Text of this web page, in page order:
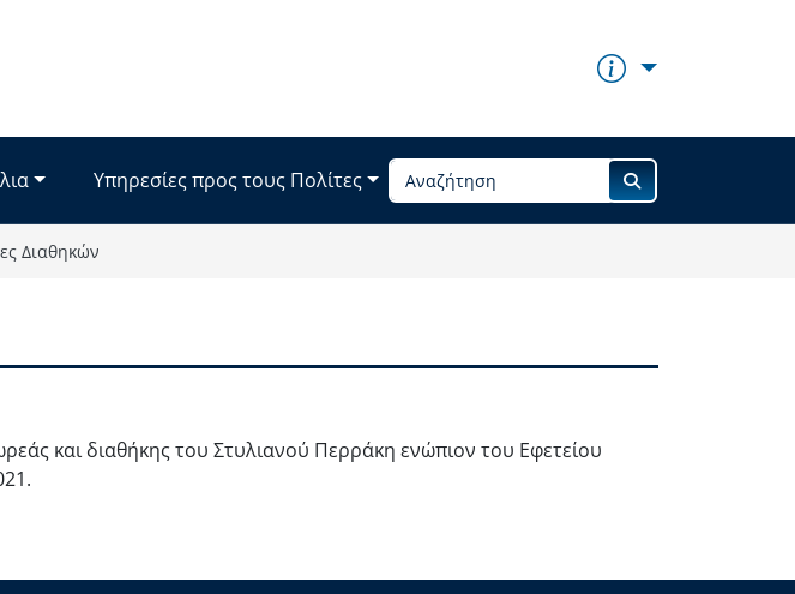
Υπηρεσίες προς τους Πολίτες
Διαθηκών
και διαθήκης του Στυλιανού Περράκη ενώπιον του Εφετείου